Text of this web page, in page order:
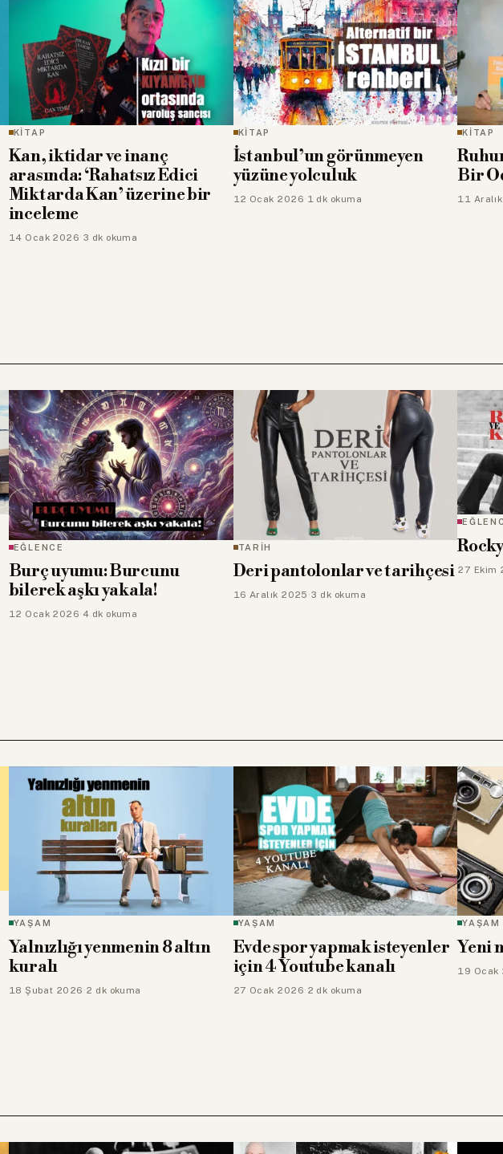
KİTAP
Kan, iktidar ve inanç
arasında: ‘Rahatsız Edici
Miktarda Kan’ üzerine bir
inceleme
14 Ocak 2026· 3 dk okuma
KİTAP
İstanbul’un görünmeyen
yüzüne yolculuk
12 Ocak 2026· 1 dk okuma
KİTAP
Bir
11
EĞLENCE
Burç uyumu: Burcunu
bilerek aşkı yakala!
12 Ocak 2026· 4 dk okuma
TARİH
Deri pantolonlar ve tarihçesi
16 Aralık 2025 ·3 dk okuma
27 Ekim
YAŞAM
Yalnızlığı yenmenin 8 altın
kuralı
18 Şubat 2026 ·2 dk okuma
YAŞAM
Evde spor yapmak isteyenler
için 4 Youtube kanalı
27 Ocak 2026· 2 dk okuma
YAŞAM
Yeni
19 Ocak